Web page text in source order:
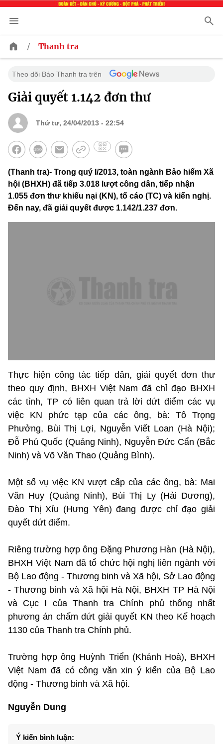
/ Thanh tra
Theo dõi Báo Thanh tra trên
Giải quyết 1.142 đơn thư
Thứ tư, 24/04/2013 - 22:54
(Thanh tra)- Trong quý I/2013, toàn ngành Bảo hiểm Xã
hội (BHXH) đã tiếp 3.018 lượt công dân, tiếp nhận
1.055 đơn thư khiếu nại (KN), tố cáo (TC) và kiến nghị.
Đến nay, đã giải quyết được 1.142/1.237 đơn.
Thực hiện công tác tiếp dân, giải quyết đơn thư
theo quy định, BHXH Việt Nam đã chỉ đạo BHXH
các tỉnh, TP có liên quan trả lời dứt điểm các vụ
việc KN phức tạp của các ông, bà: Tô Trọng
Phưởng, Bùi Thị Lợi, Nguyễn Viết Loan (Hà Nội);
Đỗ Phú Quốc (Quảng Ninh), Nguyễn Đức Cẩn (Bắc
Ninh) và Võ Văn Thao (Quảng Bình).
Một số vụ việc KN vượt cấp của các ông, bà: Mai
Văn Huy (Quảng Ninh), Bùi Thị Ly (Hải Dương),
Đào Thị Xíu (Hưng Yên) đang được chỉ đạo giải
quyết dứt điểm.
Riêng trường hợp ông Đặng Phương Hàn (Hà Nội),
BHXH Việt Nam đã tổ chức hội nghị liên ngành với
Bộ Lao động - Thương binh và Xã hội, Sở Lao động
- Thương binh và Xã hội Hà Nội, BHXH TP Hà Nội
và Cục I của Thanh tra Chính phủ thống nhất
phương án chấm dứt giải quyết KN theo Kế hoạch
1130 của Thanh tra Chính phủ.
Trường hợp ông Huỳnh Triển (Khánh Hoà), BHXH
Việt Nam đã có công văn xin ý kiến của Bộ Lao
động - Thương binh và Xã hội.
Nguyễn Dung
Ý kiến bình luận: